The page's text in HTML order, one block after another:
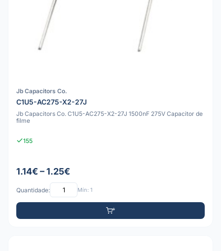
Jb Capacitors Co.
C1U5-AC275-X2-27J
Jb Capacitors Co. C1U5-AC275-X2-27J 1500nF 275V Capacitor de
filme
155
1.14€ – 1.25€
Quantidade: Mín: 1